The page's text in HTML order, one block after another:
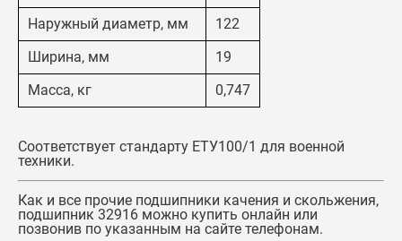
Наружный диаметр, мм
122
Ширина, мм
19
Масса, кг
0,747
Соответствует стандарту ЕТУ100/1 для военной
техники.
Как и все прочие подшипники качения и скольжения,
подшипник 32916 можно купить онлайн или
позвонив по указанным на сайте телефонам.